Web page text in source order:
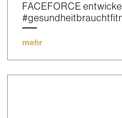
FACEFORCE
mehr